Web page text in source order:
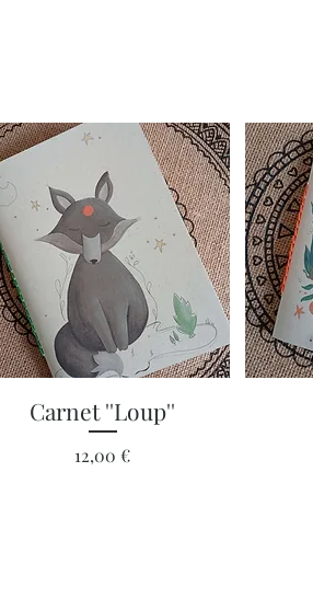
Aperçu rapide
Carnet ''Loup''
Prix
12,00 €